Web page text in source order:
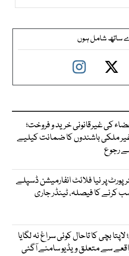
ساتھ شامل ہوں
کی غیرقانونی خرید و فروخت؛
3غیر ملکی باشندوں کا ضمانت کیلیے
رجوع
پر نیا فلائٹ انفارمیشن ڈسپلے
کرنے کا فیصلہ، ٹینڈر جاری
لاپتا بچی کا تاحال کوئی سراغ نہ لگایا
سے متعلق ویڈیو سامنے آگئی